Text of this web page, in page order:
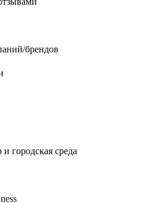
брендов
городская среда